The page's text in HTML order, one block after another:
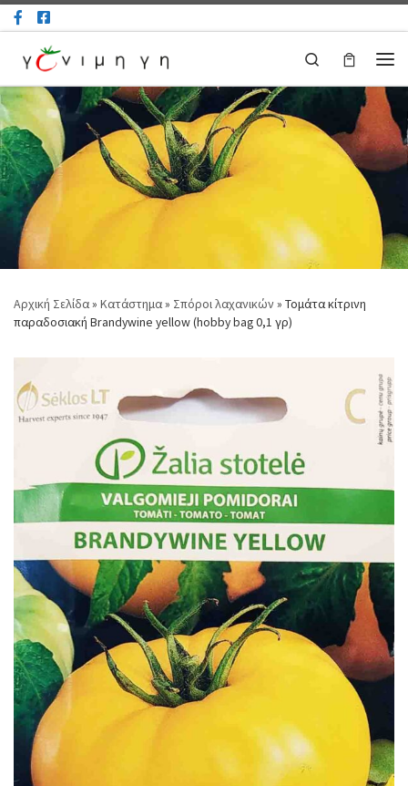
Μετάβαση στο περιεχόμενο
Search
Αρχική Σελίδα» Κατάστημα» Σπόροι λαχανικών» Τομάτα κίτρινη
παραδοσιακή Brandywine yellow (hobby bag 0,1 γρ)